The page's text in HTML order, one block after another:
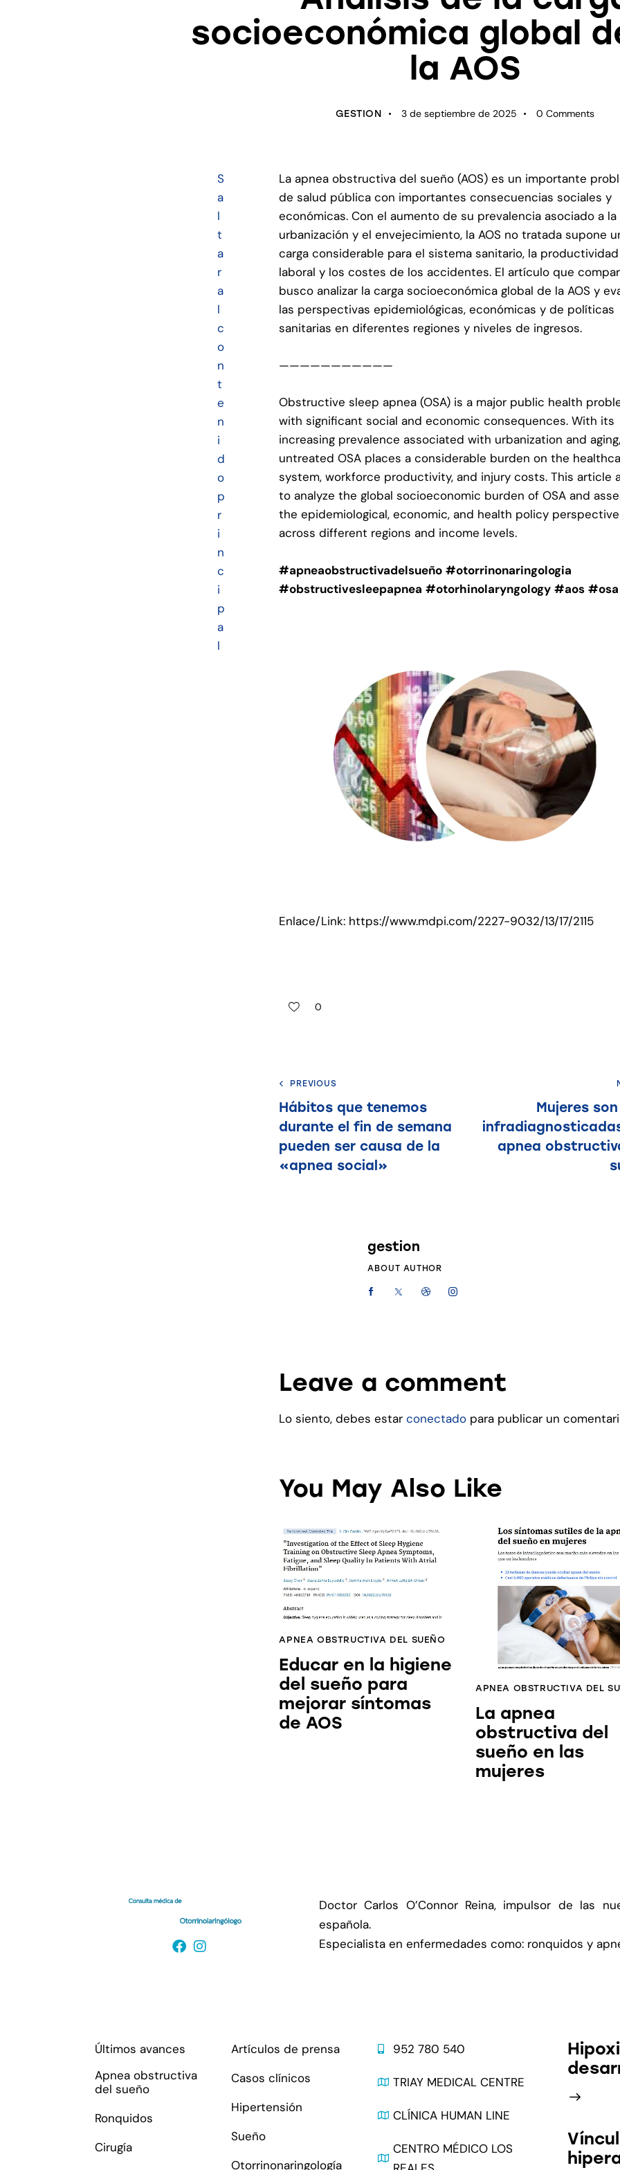
socioeconómica global
la AOS
GESTION 3 de septiembre de 2025 0 Comments
S
a
l
t
a
r
a
l
c
o
n
t
e
n
i
d
o
p
r
i
n
c
i
p
a
l
La apnea obstructiva del sueño (AOS) es un importante
de salud pública con importantes consecuencias sociales y
económicas. Con el aumento de su prevalencia asociado a la
urbanización y el envejecimiento, la AOS no tratada supone
carga considerable para el sistema sanitario, la productividad
laboral y los costes de los accidentes. El artículo que
busco analizar la carga socioeconómica global de la AOS y
las perspectivas epidemiológicas, económicas y de políticas
sanitarias en diferentes regiones y niveles de ingresos.
———————————
Obstructive sleep apnea (OSA) is a major public health
with significant social and economic consequences. With its
increasing prevalence associated with urbanization and
untreated OSA places a considerable burden on the
system, workforce productivity, and injury costs. This article
to analyze the global socioeconomic burden of OSA and
the epidemiological, economic, and health policy
across different regions and income levels.
#apneaobstructivadelsueño #otorrinonaringologia
#obstructivesleepapnea #otorhinolaryngology #aos #osa
Enlace/Link: https://www.mdpi.com/2227-9032/13/17/2115
0
PREVIOUS
Hábitos que tenemos
durante el fin de semana
pueden ser causa de la
«apnea social»
Mujeres
apnea
gestion
ABOUT AUTHOR
Leave a comment
Lo siento, debes estarconectado para publicar un
You May Also Like
APNEA OBSTRUCTIVA DEL SUEÑO
Educar en la higiene
del sueño para
mejorar síntomas
de AOS
APNEA OBSTRUCTIVA DEL
La apnea
obstructiva del
sueño en las
mujeres
Doctor Carlos O’Connor Reina, impulsor de las
española.
Especialista en enfermedades como: ronquidos y
Últimos avances
Apnea obstructiva
del sueño
Ronquidos
Cirugía
Artículos de prensa
Casos clínicos
Hipertensión
Sueño
Otorrinonaringología
952 780 540
TRIAY MEDICAL CENTRE
CLÍNICA HUMAN LINE
CENTRO MÉDICO LOS